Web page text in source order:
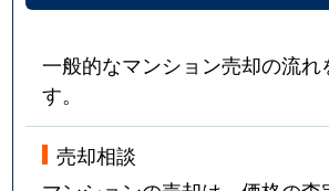
一般的なマンション売却の流れ
す。
売却相談